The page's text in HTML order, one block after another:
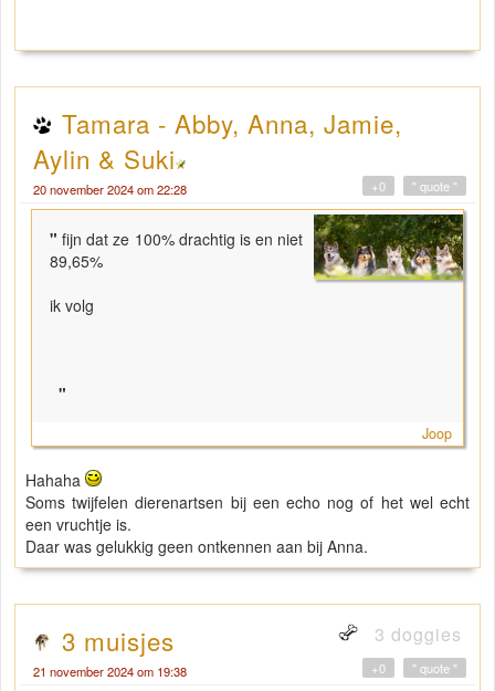
Tamara - Abby, Anna, Jamie,
Aylin & Suki
20 november 2024 om 22:28 " quote "
+0
"fijn dat ze 100% drachtig is en niet
89,65%
ik volg
"
Joop
Hahaha
Soms twijfelen dierenartsen bij een echo nog of het wel echt
een vruchtje is.
Daar was gelukkig geen ontkennen aan bij Anna.
3 muisjes 3 doggies
21 november 2024 om 19:38 " quote "
+0